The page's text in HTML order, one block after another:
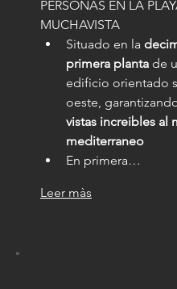
PERSONAS EN LA
MUCHAVISTA
Situado en la
primera planta de
edificio orientado
oeste,
vistas increibles al
mediterraneo
En primera…
Leer màs